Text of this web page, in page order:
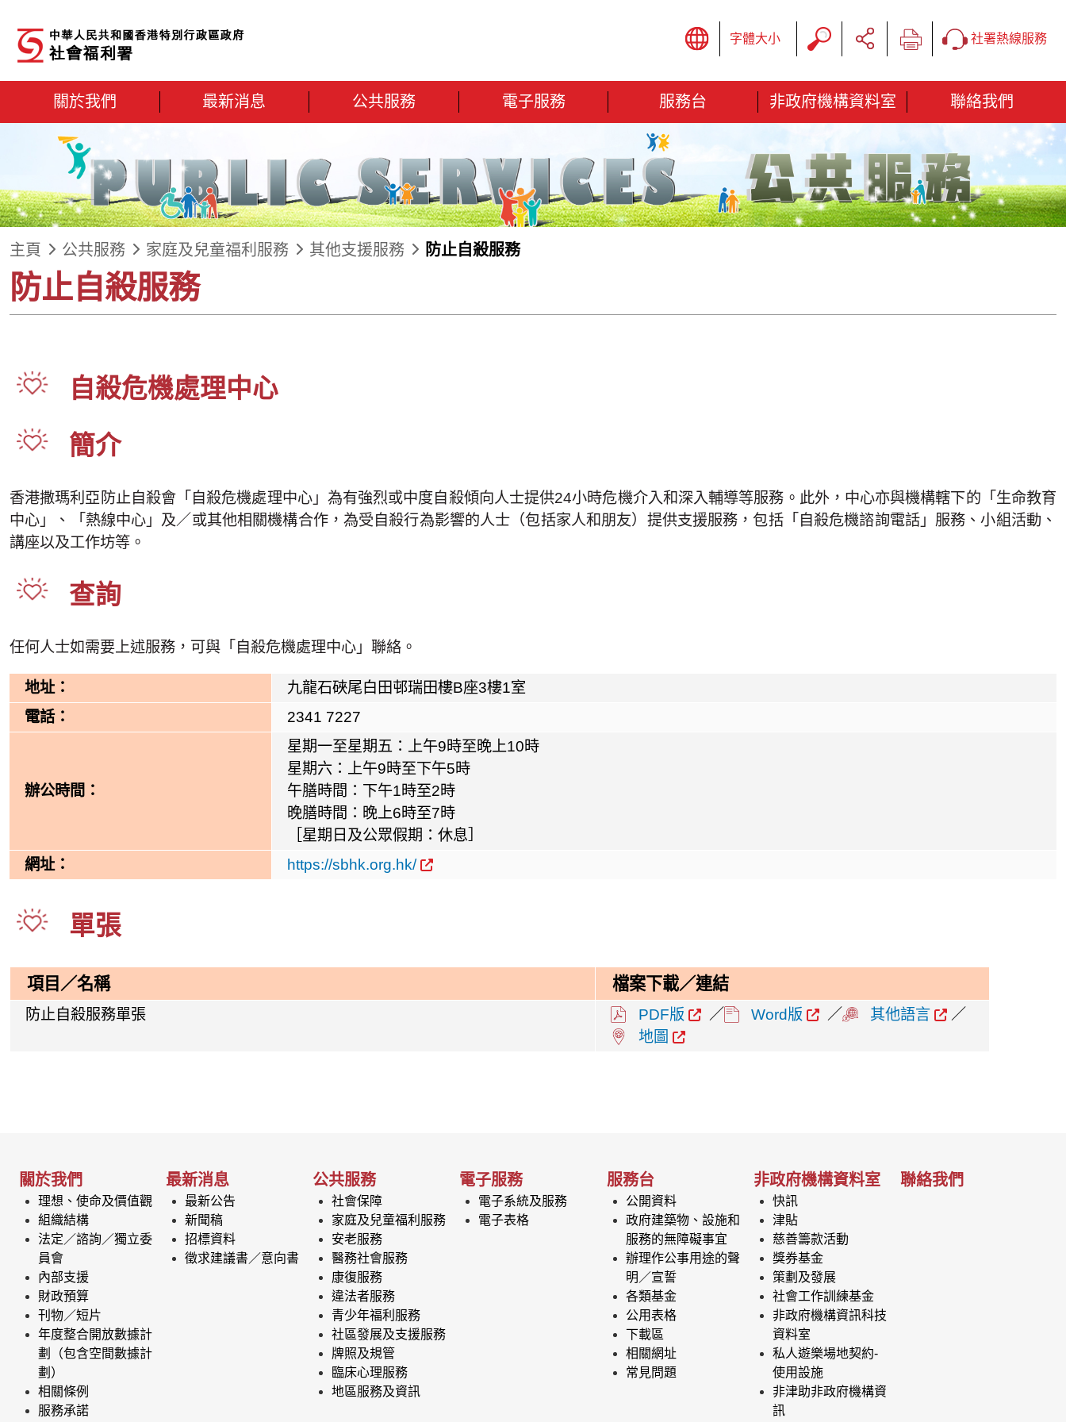
字體大小 社署熱線服務
關於我們 最新消息 公共服務 電子服務 服務台 非政府機構資料室 聯絡我們
主頁 公共服務 家庭及兒童福利服務 其他支援服務 防止自殺服務
防止自殺服務
自殺危機處理中心
簡介
香港撒瑪利亞防止自殺會「自殺危機處理中心」為有強烈或中度自殺傾向人士提供24小時危機介入和深入輔導等服務。此外，中心亦與機構轄下的「生命教育
中心」、「熱線中心」及／或其他相關機構合作，為受自殺行為影響的人士（包括家人和朋友）提供支援服務，包括「自殺危機諮詢電話」服務、小組活動、
講座以及工作坊等。
查詢
任何人士如需要上述服務，可與「自殺危機處理中心」聯絡。
地址：
九龍石硤尾白田邨瑞田樓B座3樓1室
電話：
2341 7227
辦公時間：
星期一至星期五：上午9時至晚上10時
星期六：上午9時至下午5時
午膳時間：下午1時至2時
晚膳時間：晚上6時至7時
［星期日及公眾假期：休息］
網址：
https://sbhk.org.hk/
單張
項目／名稱 檔案下載／連結
防止自殺服務單張 PDF版 ／ Word版 ／ 其他語言
／
地圖
關於我們
理想、使命及價值觀
組織結構
法定／諮詢／獨立委
員會
內部支援
財政預算
刊物／短片
年度整合開放數據計
劃（包含空間數據計
劃）
相關條例
服務承諾
最新消息
最新公告
新聞稿
招標資料
徵求建議書／意向書
公共服務
社會保障
家庭及兒童福利服務
安老服務
醫務社會服務
康復服務
違法者服務
青少年福利服務
社區發展及支援服務
牌照及規管
臨床心理服務
地區服務及資訊
電子服務
電子系統及服務
電子表格
服務台
公開資料
政府建築物、設施和
服務的無障礙事宜
辦理作公事用途的聲
明／宣誓
各類基金
公用表格
下載區
相關網址
常見問題
非政府機構資料室
快訊
津貼
慈善籌款活動
獎券基金
策劃及發展
社會工作訓練基金
非政府機構資訊科技
資料室
私人遊樂場地契約-
使用設施
非津助非政府機構資
訊
聯絡我們